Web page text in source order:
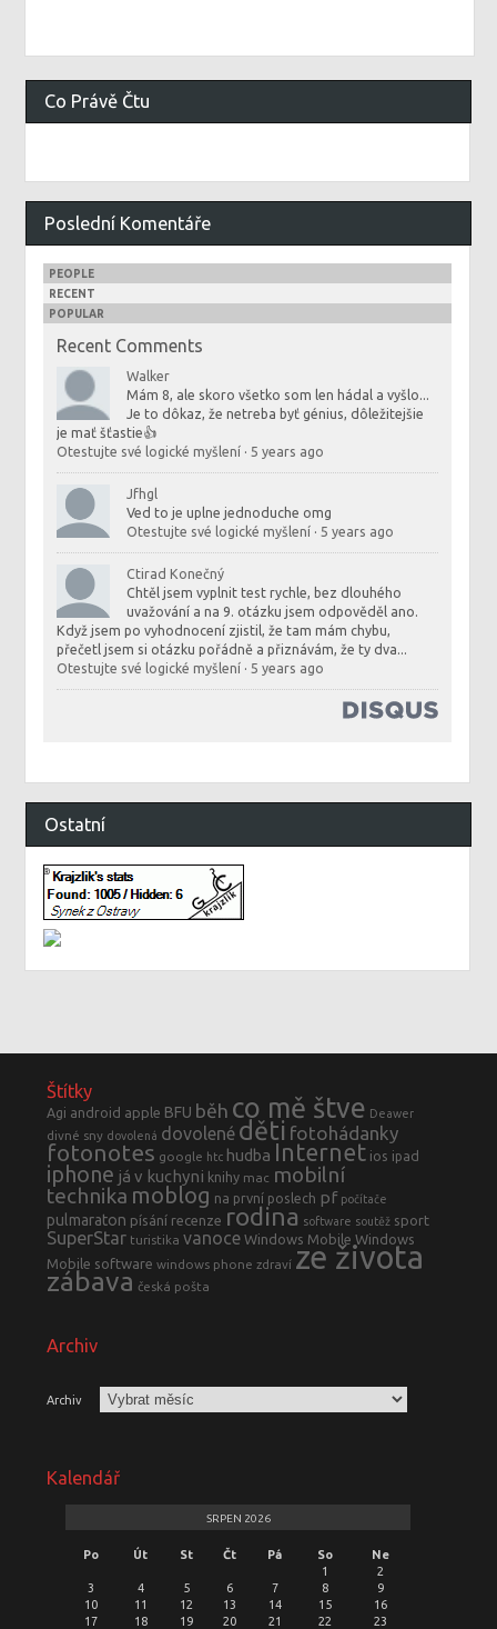
Co Právě Čtu
Poslední Komentáře
PEOPLE
RECENT
POPULAR
Recent Comments
Walker
Mám 8, ale skoro všetko som len hádal a vyšlo...
Je to dôkaz, že netreba byť génius, dôležitejšie
je mať šťastie👍
Otestujte své logické myšlení · 5 years ago
Jfhgl
Ved to je uplne jednoduche omg
Otestujte své logické myšlení · 5 years ago
Ctirad Konečný
Chtěl jsem vyplnit test rychle, bez dlouhého
uvažování a na 9. otázku jsem odpověděl ano.
Když jsem po vyhodnocení zjistil, že tam mám chybu,
přečetl jsem si otázku pořádně a přiznávám, že ty dva...
Otestujte své logické myšlení · 5 years ago
Ostatní
Štítky
Agi android apple BFU běh co mě štve Deawer
divné sny dovolená dovolené děti fotohádanky
fotonotes google htc hudba Internet ios ipad
iphone já v kuchyni knihy mac mobilní
technika moblog na první poslech pf počítače
pulmaraton písání recenze rodina software soutěž sport
SuperStar turistika vanoce Windows Mobile Windows
Mobile software windows phone zdraví ze života
zábava česká pošta
Archiv
Archiv
Kalendář
SRPEN 2026
Po Út St Čt Pá So
Ne
1
2
3
4 5 6 7 8
9
10
11 12 13 14 15
16
17
18 19 20 21 22 23